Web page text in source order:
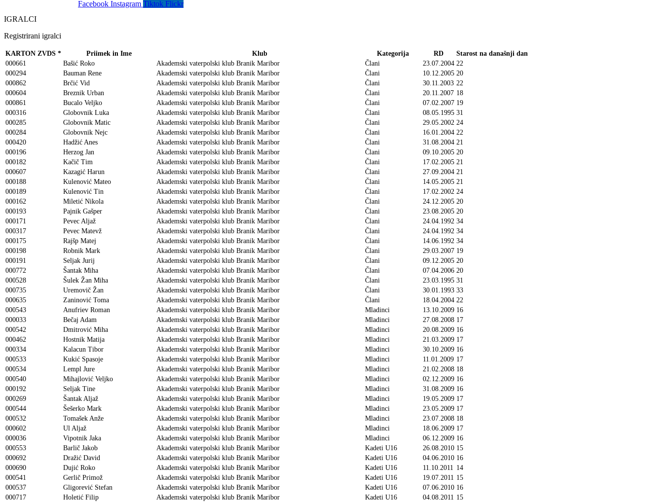
Facebook Instagram Tiktok Flickr
IGRALCI
Registrirani igralci
KARTON ZVDS * Priimek in Ime Klub Kategorija RD
Starost na današnji dan
000661
Bašić Roko Akademski vaterpolski klub Branik Maribor Člani 23.07.2004 22
000294
Bauman Rene Akademski vaterpolski klub Branik Maribor Člani 10.12.2005 20
000862
Brčić Vid Akademski vaterpolski klub Branik Maribor Člani 30.11.2003 22
000604
Breznik Urban Akademski vaterpolski klub Branik Maribor Člani 20.11.2007 18
000861
Bucalo Veljko Akademski vaterpolski klub Branik Maribor Člani 07.02.2007 19
000316
Globovnik Luka Akademski vaterpolski klub Branik Maribor Člani 08.05.1995 31
000285
Globovnik Matic Akademski vaterpolski klub Branik Maribor Člani 29.05.2002 24
000284
Globovnik Nejc Akademski vaterpolski klub Branik Maribor Člani 16.01.2004 22
000420
Hadžić Anes Akademski vaterpolski klub Branik Maribor Člani 31.08.2004 21
000196
Herzog Jan Akademski vaterpolski klub Branik Maribor Člani 09.10.2005 20
000182
Kačič Tim Akademski vaterpolski klub Branik Maribor Člani 17.02.2005 21
000607
Kazagić Harun Akademski vaterpolski klub Branik Maribor Člani 27.09.2004 21
000188
Kulenović Mateo Akademski vaterpolski klub Branik Maribor Člani 14.05.2005 21
000189
Kulenović Tin Akademski vaterpolski klub Branik Maribor Člani 17.02.2002 24
000162
Miletić Nikola Akademski vaterpolski klub Branik Maribor Člani 24.12.2005 20
000193
Pajnik Gašper Akademski vaterpolski klub Branik Maribor Člani 23.08.2005 20
000171
Pevec Aljaž Akademski vaterpolski klub Branik Maribor Člani 24.04.1992 34
000317
Pevec Matevž Akademski vaterpolski klub Branik Maribor Člani 24.04.1992 34
000175
Rajšp Matej Akademski vaterpolski klub Branik Maribor Člani 14.06.1992 34
000198
Robnik Mark Akademski vaterpolski klub Branik Maribor Člani 29.03.2007 19
000191
Seljak Jurij Akademski vaterpolski klub Branik Maribor Člani 09.12.2005 20
000772
Šantak Miha Akademski vaterpolski klub Branik Maribor Člani 07.04.2006 20
000528
Šulek Žan Miha Akademski vaterpolski klub Branik Maribor Člani 23.03.1995 31
000735
Uremovič Žan Akademski vaterpolski klub Branik Maribor Člani 30.01.1993 33
000635
Zaninović Toma Akademski vaterpolski klub Branik Maribor Člani 18.04.2004 22
000543
Anufriev Roman Akademski vaterpolski klub Branik Maribor Mladinci 13.10.2009 16
000033
Bečaj Adam Akademski vaterpolski klub Branik Maribor Mladinci 27.08.2008 17
000542
Dmitrović Miha Akademski vaterpolski klub Branik Maribor Mladinci 20.08.2009 16
000462
Hostnik Matija Akademski vaterpolski klub Branik Maribor Mladinci 21.03.2009 17
000334
Kalacun Tibor Akademski vaterpolski klub Branik Maribor Mladinci 30.10.2009 16
000533
Kukić Spasoje Akademski vaterpolski klub Branik Maribor Mladinci 11.01.2009 17
000534
Lempl Jure Akademski vaterpolski klub Branik Maribor Mladinci 21.02.2008 18
000540
Mihajlović Veljko Akademski vaterpolski klub Branik Maribor Mladinci 02.12.2009 16
000192
Seljak Tine Akademski vaterpolski klub Branik Maribor Mladinci 31.08.2009 16
000269
Šantak Aljaž Akademski vaterpolski klub Branik Maribor Mladinci 19.05.2009 17
000544
Šešerko Mark Akademski vaterpolski klub Branik Maribor Mladinci 23.05.2009 17
000532
Tomašek Anže Akademski vaterpolski klub Branik Maribor Mladinci 23.07.2008 18
000602
Ul Aljaž Akademski vaterpolski klub Branik Maribor Mladinci 18.06.2009 17
000036
Vipotnik Jaka Akademski vaterpolski klub Branik Maribor Mladinci 06.12.2009 16
000553
Barlič Jakob Akademski vaterpolski klub Branik Maribor Kadeti U16 26.08.2010 15
000692
Dražić David Akademski vaterpolski klub Branik Maribor Kadeti U16 04.06.2010 16
000690
Dujić Roko Akademski vaterpolski klub Branik Maribor Kadeti U16 11.10.2011 14
000541
Gerlič Primož Akademski vaterpolski klub Branik Maribor Kadeti U16 19.07.2011 15
000537
Gligorević Stefan Akademski vaterpolski klub Branik Maribor Kadeti U16 07.06.2010 16
000717
Holetić Filip Akademski vaterpolski klub Branik Maribor Kadeti U16 04.08.2011 15